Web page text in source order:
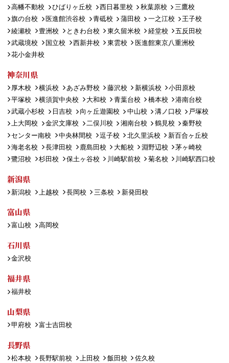
高幡不動校
ひばりヶ丘校 西日暮里校 秋葉原校
三鷹校
旗の台校
医進館渋谷校 青砥校 蒲田校 一之江校
王子校
綾瀬校
豊洲校 ときわ台校 東久留米校 経堂校
五反田校
武蔵境校
国立校 西新井校 東雲校
医進館東京八重洲校
花小金井校
神奈川県
厚木校 横浜校 あざみ野校 藤沢校 新横浜校
小田原校
平塚校
横須賀中央校 大和校 青葉台校 橋本校
港南台校
武蔵小杉校
日吉校 向ヶ丘遊園校 中山校 溝ノ口校
戸塚校
上大岡校
金沢文庫校 二俣川校 湘南台校 鶴見校
秦野校
センター南校
中央林間校 逗子校 北久里浜校
新百合ヶ丘校
海老名校
長津田校 鹿島田校 大船校 淵野辺校
茅ヶ崎校
鷺沼校
杉田校 保土ヶ谷校 川崎駅前校 菊名校 川崎駅西口校
新潟県
新潟校 上越校 長岡校 三条校 新発田校
富山県
富山校 高岡校
石川県
金沢校
福井県
福井校
山梨県
甲府校 富士吉田校
長野県
松本校 長野駅前校 上田校 飯田校 佐久校